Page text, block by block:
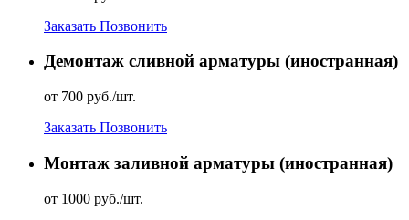
Заказать Позвонить
Демонтаж сливной арматуры (иностранная)
от 700 руб./шт.
Заказать Позвонить
Монтаж заливной арматуры (иностранная)
от 1000 руб./шт.